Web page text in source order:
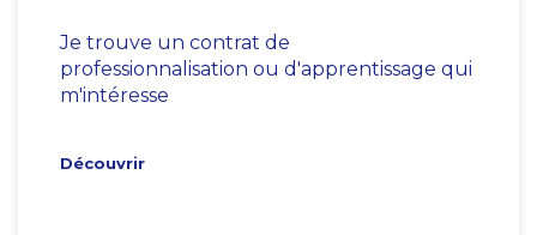
Je trouve un contrat de
professionnalisation ou d'apprentissage qui
m'intéresse
Découvrir